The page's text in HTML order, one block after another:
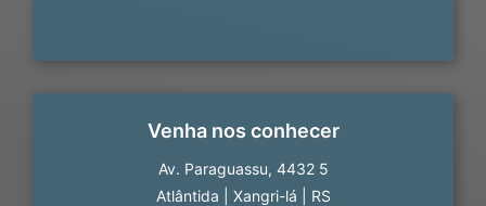
Venha nos conhecer
Av. Paraguassu, 4432 5
Atlântida
Xangri-lá
RS